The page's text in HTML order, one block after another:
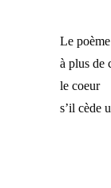
Le
à plus de
le coeur
s’il cède